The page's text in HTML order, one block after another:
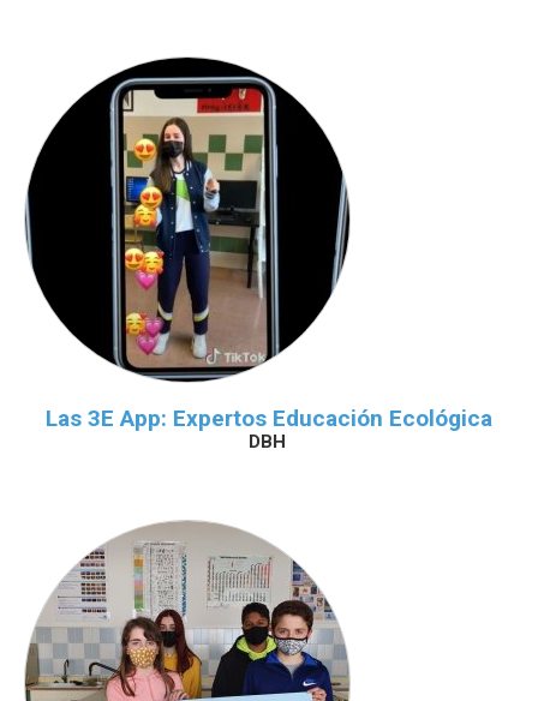
Las 3E App: Expertos Educación Ecológica
DBH